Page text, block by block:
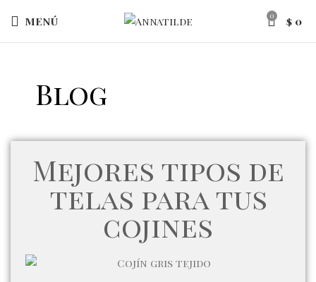
MENÚ 0 $ 0
Blog
Mejores tipos de
telas para tus
cojines